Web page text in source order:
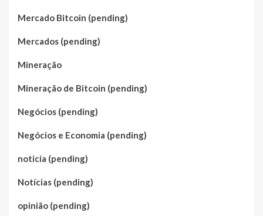
Mercado Bitcoin (pending)
Mercados (pending)
Mineração
Mineração de Bitcoin (pending)
Negócios (pending)
Negócios e Economia (pending)
noticia (pending)
Notícias (pending)
opinião (pending)